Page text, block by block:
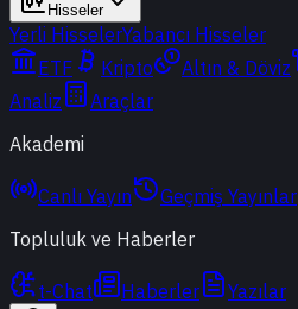
Hisseler
Yerli HisselerYabancı Hisseler
ETF
Kripto Altın & Döviz
Analiz
Araçlar
Akademi
Canlı Yayın Geçmiş Yayınlar
Topluluk ve Haberler
t-Chat Haberler Yazılar